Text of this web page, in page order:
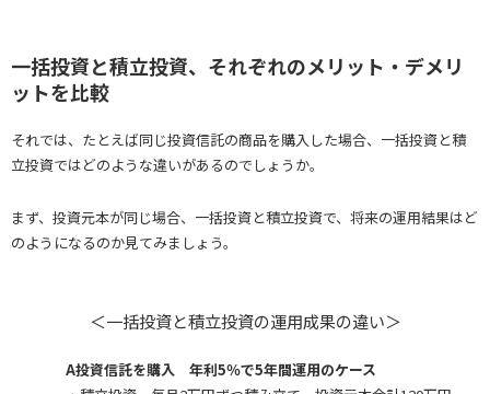
一括投資と積立投資、それぞれのメリット・デメリ
ットを比較
それでは、たとえば同じ投資信託の商品を購入した場合、一括投資と積
立投資ではどのような違いがあるのでしょうか。
まず、投資元本が同じ場合、一括投資と積立投資で、将来の運用結果はど
のようになるのか見てみましょう。
＜一括投資と積立投資の運用成果の違い＞
A投資信託を購入 年利5％で5年間運用のケース